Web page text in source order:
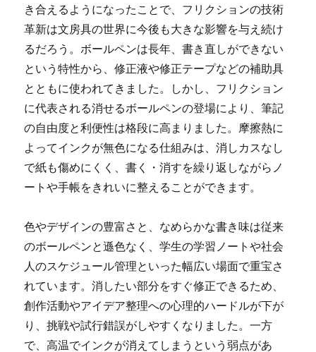
き合えるようになったことで、フリクションの技術
革新は文房具の世界に今後も大きな影響を与え続け
るだろう。ボールペンは長年、書き直しができない
という特性から、修正液や修正テープなどの補助具
とともに使われてきました。しかし、フリクション
に代表される消せるボールペンの登場により、筆記
の自由度と利便性は格段に高まりました。摩擦熱に
よってインクが無色になる仕組みは、消しカスなし
で紙も傷めにくく、書く・消すを繰り返しながらノ
ートや手帳をきれいに整えることができます。
色やデザインの豊富さと、なめらかな書き味は従来
のボールペンと遜色なく、学生の学習ノートや社会
人のスケジュール管理といった幅広い場面で重宝さ
れています。消したい部分をすぐ修正できるため、
創作活動やアイデア整理への心理的ハードルが下が
り、挑戦や試行錯誤がしやすくなりました。一方
で、高温でインクが消えてしまうという弱点があ